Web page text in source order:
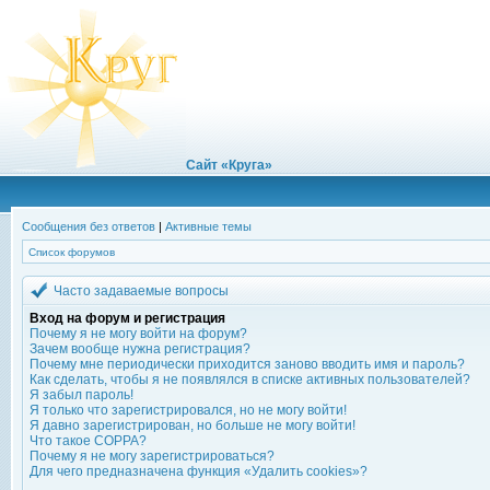
Сайт «Круга»
Сообщения без ответов | Активные темы
Список форумов
Часто задаваемые вопросы
Вход на форум и регистрация
Почему я не могу войти на форум?
Зачем вообще нужна регистрация?
Почему мне периодически приходится заново вводить имя и пароль?
Как сделать, чтобы я не появлялся в списке активных пользователей?
Я забыл пароль!
Я только что зарегистрировался, но не могу войти!
Я давно зарегистрирован, но больше не могу войти!
Что такое COPPA?
Почему я не могу зарегистрироваться?
Для чего предназначена функция «Удалить cookies»?